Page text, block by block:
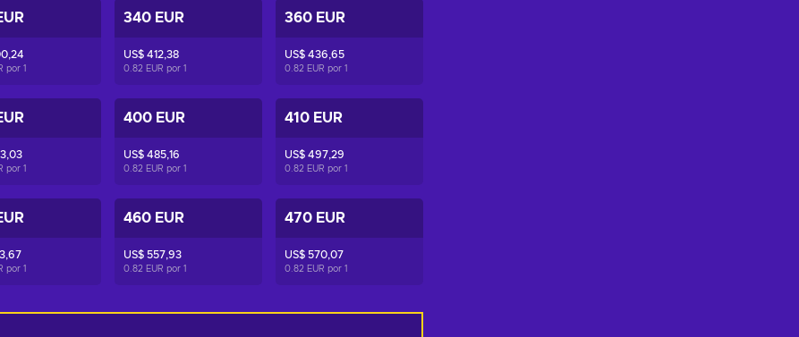
por 1
340 EUR
US$ 412,38
0.82 EUR por1
360 EUR
US$ 436,65
0.82 EUR por1
por 1
400 EUR
US$ 485,16
0.82 EUR por1
410 EUR
US$ 497,29
0.82 EUR por1
por 1
460 EUR
US$ 557,93
0.82 EUR por1
470 EUR
US$ 570,07
0.82 EUR por1